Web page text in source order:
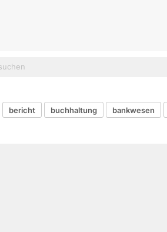
bericht buchhaltung bankwesen